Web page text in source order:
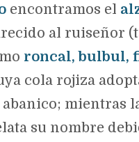
encontramos el
al ruiseñor
roncal, bulbul,
cola rojiza
mientras
su nombre